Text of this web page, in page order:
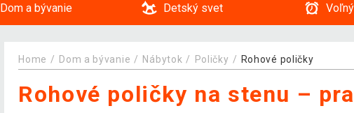
Dom a bývanie Detský svet
Home Dom a bývanie Nábytok Poličky Rohové poličky
Rohové poličky na stenu –